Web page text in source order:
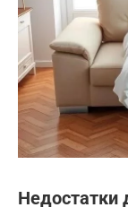
Недостатки